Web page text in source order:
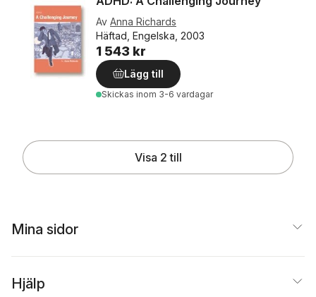
Av Anna Richards
Häftad, Engelska, 2003
1 543 kr
Lägg till
Skickas inom 3-6 vardagar
Visa 2 till
Mina sidor
Hjälp